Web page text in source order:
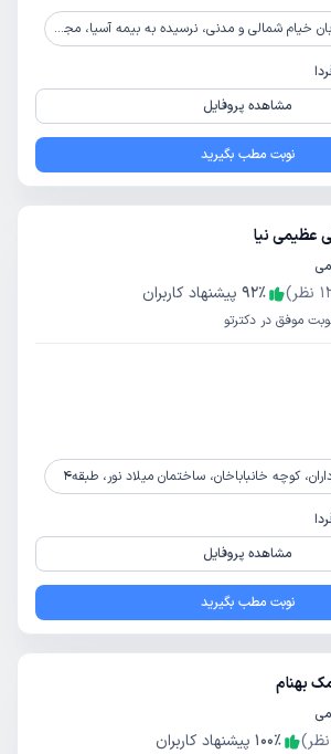
شمالی و مدنی، نرسیده به بیمه آسیا، مجتمع پزشک بوعلی، طبقه دوم
مشاهده پروفایل
نوبت مطب بگیرید
عظیمی نیا
نظر) 92٪
پیشنهاد کاربران
موفق در دکترتو
کوچه خانباباخان، ساختمان میلاد نور، طبقه4
مشاهده پروفایل
نوبت مطب بگیرید
بهنام
نظر) 100٪
پیشنهاد کاربران